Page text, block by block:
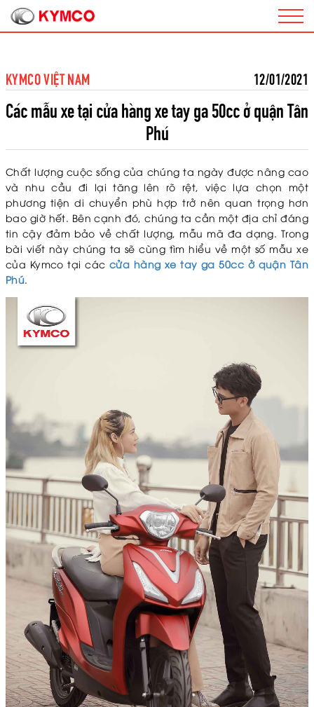
KYMCO VIỆT NAM 12/01/2021
Các mẫu xe tại cửa hàng xe tay ga 50cc ở quận Tân
Phú
Chất lượng cuộc sống của chúng ta ngày được nâng cao
và nhu cầu đi lại tăng lên rõ rệt, việc lựa chọn một
phương tiện di chuyển phù hợp trở nên quan trọng hơn
bao giờ hết. Bên cạnh đó, chúng ta cần một địa chỉ đáng
tin cậy đảm bảo về chất lượng, mẫu mã đa dạng. Trong
bài viết này chúng ta sẽ cùng tìm hiểu về một số mẫu xe
của Kymco tại các cửa hàng xe tay ga 50cc ở quận Tân
Phú.